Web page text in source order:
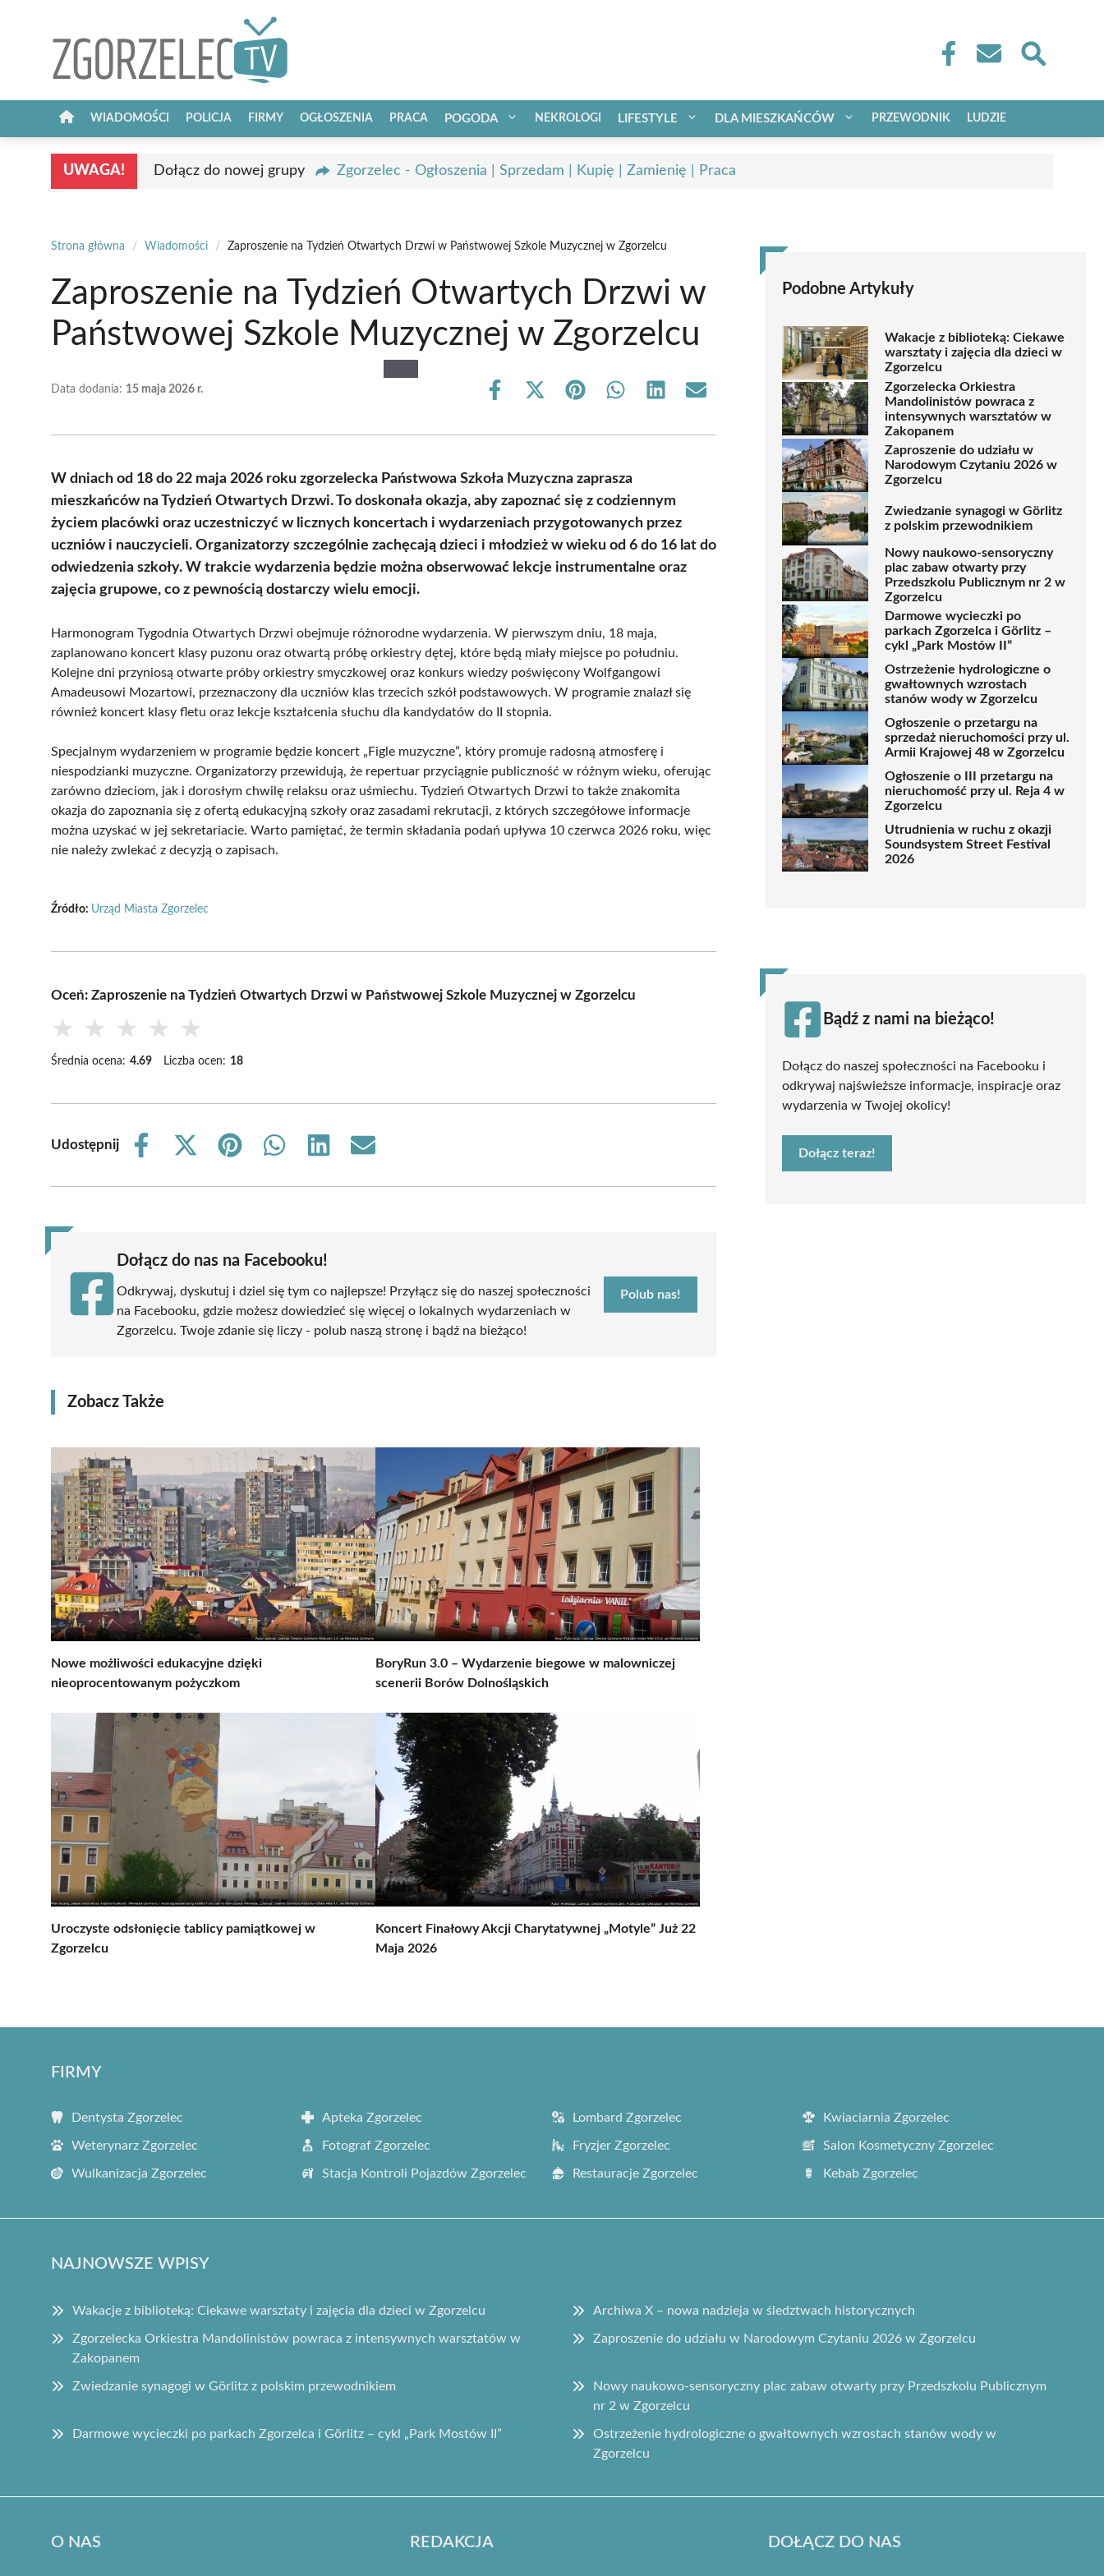
WIADOMOŚCI POLICJA FIRMY OGŁOSZENIA PRACA POGODA NEKROLOGI LIFESTYLE DLA MIESZKAŃCÓW PRZEWODNIK LUDZIE
UWAGA! Dołącz do nowej grupy Zgorzelec - Ogłoszenia | Sprzedam | Kupię | Zamienię | Praca
Strona główna / Wiadomości / Zaproszenie na Tydzień Otwartych Drzwi w Państwowej Szkole Muzycznej w Zgorzelcu
Zaproszenie na Tydzień Otwartych Drzwi w
Państwowej Szkole Muzycznej w Zgorzelcu
Data dodania: 15 maja 2026 r.
Share
Share
(Twitter)
Share Share Share Share
W dniach od 18 do 22 maja 2026 roku zgorzelecka Państwowa Szkoła Muzyczna zaprasza
mieszkańców na Tydzień Otwartych Drzwi. To doskonała okazja, aby zapoznać się z codziennym
życiem placówki oraz uczestniczyć w licznych koncertach i wydarzeniach przygotowanych przez
uczniów i nauczycieli. Organizatorzy szczególnie zachęcają dzieci i młodzież w wieku od 6 do 16 lat do
odwiedzenia szkoły. W trakcie wydarzenia będzie można obserwować lekcje instrumentalne oraz
zajęcia grupowe, co z pewnością dostarczy wielu emocji.
Harmonogram Tygodnia Otwartych Drzwi obejmuje różnorodne wydarzenia. W pierwszym dniu, 18 maja,
zaplanowano koncert klasy puzonu oraz otwartą próbę orkiestry dętej, które będą miały miejsce po południu.
Kolejne dni przyniosą otwarte próby orkiestry smyczkowej oraz konkurs wiedzy poświęcony Wolfgangowi
Amadeusowi Mozartowi, przeznaczony dla uczniów klas trzecich szkół podstawowych. W programie znalazł się
również koncert klasy fletu oraz lekcje kształcenia słuchu dla kandydatów do II stopnia.
Specjalnym wydarzeniem w programie będzie koncert „Figle muzyczne”, który promuje radosną atmosferę i
niespodzianki muzyczne. Organizatorzy przewidują, że repertuar przyciągnie publiczność w różnym wieku, oferując
zarówno dzieciom, jak i dorosłym chwilę relaksu oraz uśmiechu. Tydzień Otwartych Drzwi to także znakomita
okazja do zapoznania się z ofertą edukacyjną szkoły oraz zasadami rekrutacji, z których szczegółowe informacje
można uzyskać w jej sekretariacie. Warto pamiętać, że termin składania podań upływa 10 czerwca 2026 roku, więc
nie należy zwlekać z decyzją o zapisach.
Źródło: Urząd Miasta Zgorzelec
Oceń: Zaproszenie na Tydzień Otwartych Drzwi w Państwowej Szkole Muzycznej w Zgorzelcu
★ ★ ★ ★ ★
Średnia ocena: 4.69 Liczba ocen: 18
Udostępnij
Share
Share
(Twitter)
Share
Share
Share
Share
Dołącz do nas na Facebooku!
Odkrywaj, dyskutuj i dziel się tym co najlepsze! Przyłącz się do naszej społeczności
na Facebooku, gdzie możesz dowiedzieć się więcej o lokalnych wydarzeniach w
Zgorzelcu. Twoje zdanie się liczy - polub naszą stronę i bądź na bieżąco!
Polub nas!
Zobacz Także
Nowe możliwości edukacyjne dzięki
nieoprocentowanym pożyczkom
BoryRun 3.0 – Wydarzenie biegowe w malowniczej
scenerii Borów Dolnośląskich
Uroczyste odsłonięcie tablicy pamiątkowej w
Zgorzelcu
Koncert Finałowy Akcji Charytatywnej „Motyle” Już 22
Maja 2026
Podobne Artykuły
Wakacje z biblioteką: Ciekawe
warsztaty i zajęcia dla dzieci w
Zgorzelcu
Zgorzelecka Orkiestra
Mandolinistów powraca z
intensywnych warsztatów w
Zakopanem
Zaproszenie do udziału w
Narodowym Czytaniu 2026 w
Zgorzelcu
Zwiedzanie synagogi w Görlitz
z polskim przewodnikiem
Nowy naukowo-sensoryczny
plac zabaw otwarty przy
Przedszkolu Publicznym nr 2 w
Zgorzelcu
Darmowe wycieczki po
parkach Zgorzelca i Görlitz –
cykl „Park Mostów II”
Ostrzeżenie hydrologiczne o
gwałtownych wzrostach
stanów wody w Zgorzelcu
Ogłoszenie o przetargu na
sprzedaż nieruchomości przy ul.
Armii Krajowej 48 w Zgorzelcu
Ogłoszenie o III przetargu na
nieruchomość przy ul. Reja 4 w
Zgorzelcu
Utrudnienia w ruchu z okazji
Soundsystem Street Festival
2026
Bądź z nami na bieżąco!
Dołącz do naszej społeczności na Facebooku i
odkrywaj najświeższe informacje, inspiracje oraz
wydarzenia w Twojej okolicy!
Dołącz teraz!
FIRMY
Dentysta Zgorzelec Apteka Zgorzelec Lombard Zgorzelec Kwiaciarnia Zgorzelec
Weterynarz Zgorzelec Fotograf Zgorzelec Fryzjer Zgorzelec Salon Kosmetyczny Zgorzelec
Wulkanizacja Zgorzelec Stacja Kontroli Pojazdów Zgorzelec Restauracje Zgorzelec Kebab Zgorzelec
NAJNOWSZE WPISY
Wakacje z biblioteką: Ciekawe warsztaty i zajęcia dla dzieci w Zgorzelcu Archiwa X – nowa nadzieja w śledztwach historycznych
Zgorzelecka Orkiestra Mandolinistów powraca z intensywnych warsztatów w
Zakopanem
Zaproszenie do udziału w Narodowym Czytaniu 2026 w Zgorzelcu
Zwiedzanie synagogi w Görlitz z polskim przewodnikiem
Nowy naukowo-sensoryczny plac zabaw otwarty przy Przedszkolu Publicznym
nr 2 w Zgorzelcu
Darmowe wycieczki po parkach Zgorzelca i Görlitz – cykl „Park Mostów II”
Ostrzeżenie hydrologiczne o gwałtownych wzrostach stanów wody w
Zgorzelcu
O NAS REDAKCJA DOŁĄCZ DO NAS